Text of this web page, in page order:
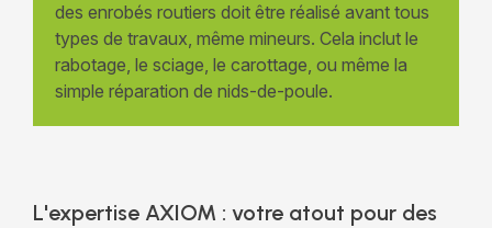
des enrobés routiers doit être réalisé avant tous
types de travaux, même mineurs. Cela inclut le
rabotage, le sciage, le carottage, ou même la
simple réparation de nids-de-poule.
L'expertise AXIOM : votre atout pour des